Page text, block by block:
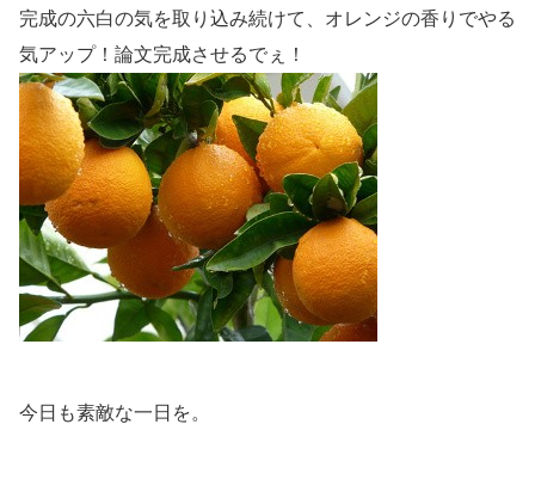
完成の六白の気を取り込み続けて、オレンジの香りでやる
気アップ！論文完成させるでぇ！
今日も素敵な一日を。